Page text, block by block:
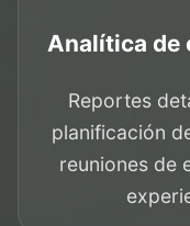
Analítica de
Reportes
planificación
reuniones de